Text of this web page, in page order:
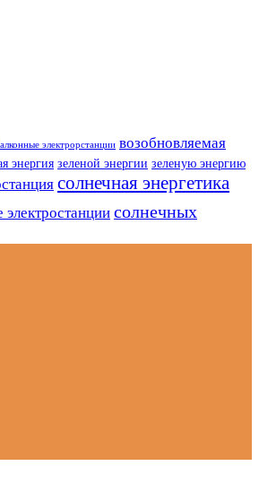
электрорстанции возобновляемая
энергия зеленой энергии зеленую энергию
солнечная энергетика
электростанции солнечных